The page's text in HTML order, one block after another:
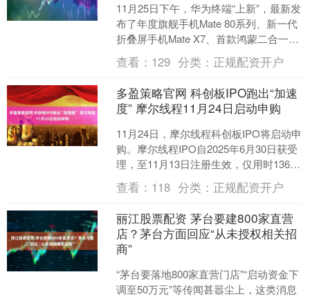
11月25日下午，华为终端“上新”，最新发
布了年度旗舰手机Mate 80系列、新一代
折叠屏手机Mate X7、首款鸿蒙二合一平
板电脑华为MatePad Edge....
查看： 129 分类： 正规配资开户
多盈策略官网 科创板IPO跑出“加速
度” 摩尔线程11月24日启动申购
11月24日，摩尔线程科创板IPO将启动申
购。摩尔线程IPO自2025年6月30日获受
理，至11月13日注册生效，仅用时136
天。 上交所官网显示，近一个月来，....
查看： 118 分类： 正规配资开户
丽江股票配资 茅台要建800家直营
店？茅台方面回应“从未授权相关招
商”
“茅台要落地800家直营门店”“启动资金下
调至50万元”等传闻甚嚣尘上，这类消息